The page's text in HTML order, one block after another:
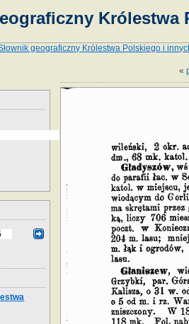
geograficzny Królestwa Polskiego i
«